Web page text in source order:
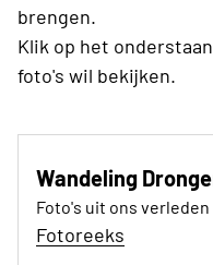
brengen.
Klik op het
foto's wil bekijken.
Wandeling
Foto's uit ons verleden
Fotoreeks